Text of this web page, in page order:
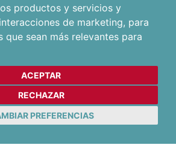
productos y servicios y
de marketing, para
que sean más relevantes para
ACEPTAR
RECHAZAR
PREFERENCIAS